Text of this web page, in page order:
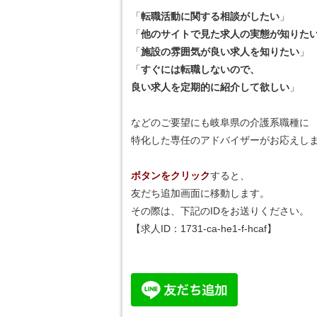
「転職活動に関する相談がしたい 」
「他のサイトで見た求人の実態が知りた
「施設の雰囲気が良い求人を知りたい 」
「すぐには転職しないので、
良い求人を定期的に紹介して欲しい 」
などのご要望にも岐阜県の介護系職種に
特化した専任のアドバイザーがお応えし
ボタンをクリックすると、
友だち追加画面に移動します。
その際は、下記のIDをお送りください。
【求人ID： 1731-ca-he1-f-hcaf】